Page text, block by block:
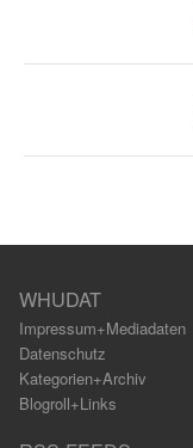
WHUDAT
Impressum+Mediadaten
Datenschutz
Kategorien+Archiv
Blogroll+Links